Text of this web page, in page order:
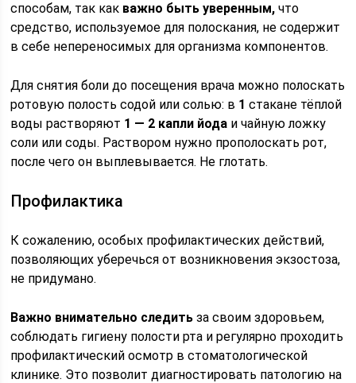
способам, так как важно быть уверенным, что
средство, используемое для полоскания, не содержит
в себе непереносимых для организма компонентов.
Для снятия боли до посещения врача можно полоскать
ротовую полость содой или солью: в 1 стакане тёплой
воды растворяют 1 — 2 капли йода и чайную ложку
соли или соды. Раствором нужно прополоскать рот,
после чего он выплевывается. Не глотать.
Профилактика
К сожалению, особых профилактических действий,
позволяющих уберечься от возникновения экзостоза,
не придумано.
Важно внимательно следить за своим здоровьем,
соблюдать гигиену полости рта и регулярно проходить
профилактический осмотр в стоматологической
клинике. Это позволит диагностировать патологию на